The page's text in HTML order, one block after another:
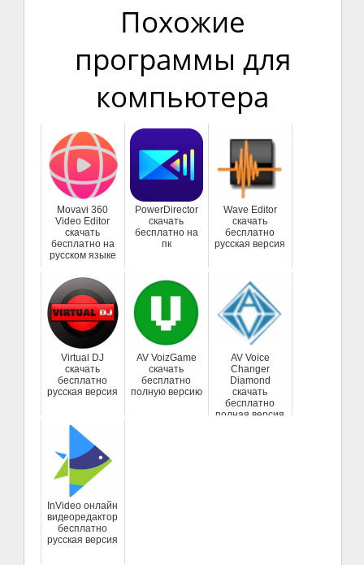
Похожие
программы для
компьютера
Movavi 360
Video Editor
скачать
бесплатно на
русском языке
PowerDirector
скачать
бесплатно на
пк
Wave Editor
скачать
бесплатно
русская версия
Virtual DJ
скачать
бесплатно
русская версия
AV VoizGame
скачать
бесплатно
полную версию
AV Voice
Changer
Diamond
скачать
бесплатно
полная версия
InVideo онлайн
видеоредактор
бесплатно
русская версия